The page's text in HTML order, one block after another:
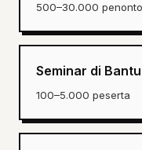
500–30.000
Seminar di
100–5.000 peserta